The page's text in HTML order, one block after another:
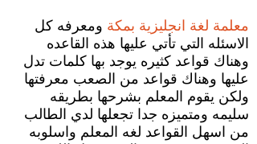
معلمة لغة انجليزية بمكة ومعرفه كل
الاسئله التي تأتي عليها هذه القاعده
وهناك قواعد كثيره يوجد بها كلمات تدل
عليها وهناك قواعد من الصعب معرفتها
ولكن يقوم المعلم بشرحها بطريقه
سليمه ومتميزه جدا تجعلها لدي الطالب
من اسهل القواعد لغه المعلم واسلوبه